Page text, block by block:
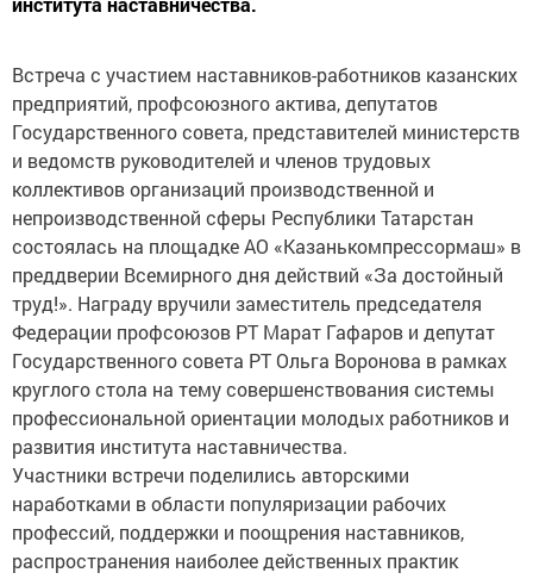
предприятий, профсоюзного актива, депутатов
Государственного совета, представителей министерств
и ведомств руководителей и членов трудовых
коллективов организаций производственной и
непроизводственной сферы Республики Татарстан
состоялась на площадке АО «Казанькомпрессормаш» в
преддверии Всемирного дня действий «За достойный
труд!». Награду вручили заместитель председателя
Федерации профсоюзов РТ Марат Гафаров и депутат
Государственного совета РТ Ольга Воронова в рамках
круглого стола на тему совершенствования системы
профессиональной ориентации молодых работников и
развития института наставничества.
Участники встречи поделились авторскими
наработками в области популяризации рабочих
профессий, поддержки и поощрения наставников,
распространения наиболее действенных практик
работы наставников с молодыми специалистами,